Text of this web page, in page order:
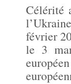
Célérité
février
le 3